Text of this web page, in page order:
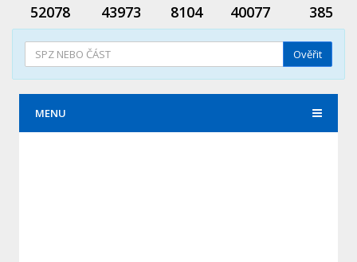
52078 43973 8104 40077 385
Ověřit
MENU